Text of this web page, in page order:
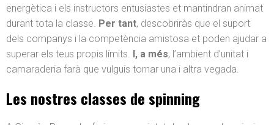
energètica i els instructors entusiastes et mantindran animat
durant tota la classe. Per tant, descobriràs que el suport
dels companys i la competència amistosa et poden ajudar a
superar els teus propis límits. I, a més, l’ambient d’unitat i
camaraderia farà que vulguis tornar una i altra vegada.
Les nostres classes de spinning